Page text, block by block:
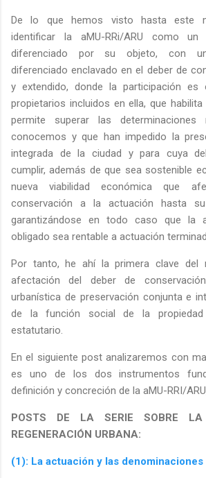
De lo que hemos visto hasta este
identificar la aMU-RRi/ARU como
diferenciado por su objeto, con
diferenciado enclavado en el deber de
y extendido, donde la participación es
propietarios incluidos en ella, que
permite superar las determinaciones
conocemos y que han impedido la
integrada de la ciudad y para cuya
cumplir, además de que sea sostenible
nueva viabilidad económica que
conservación a la actuación hasta
garantizándose en todo caso que la
obligado sea rentable a actuación
Por tanto, he ahí la primera clave del
afectación del deber de
urbanística de preservación conjunta e
de la función social de la
estatutario.
En el siguiente post analizaremos con
es uno de los dos instrumentos
definición y concreción de la aMU-RRI/
POSTS DE LA SERIE SOBRE LA
REGENERACIÓN URBANA:
(1): La actuación y las denominaciones